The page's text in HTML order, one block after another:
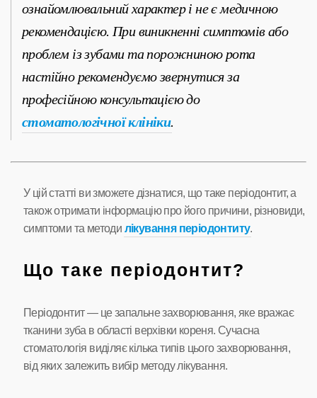
ознайомлювальний характер і не є медичною
рекомендацією. При виникненні симптомів або
проблем із зубами та порожниною рота
настійно рекомендуємо звернутися за
професійною консультацією до
стоматологічної клініки.
У цій статті ви зможете дізнатися, що таке періодонтит, а
також отримати інформацію про його причини, різновиди,
симптоми та методи лікування періодонтиту.
Що таке періодонтит?
Періодонтит — це запальне захворювання, яке вражає
тканини зуба в області верхівки кореня. Сучасна
стоматологія виділяє кілька типів цього захворювання,
від яких залежить вибір методу лікування.